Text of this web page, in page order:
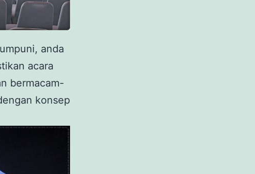
anda
acara
bermacam-
konsep